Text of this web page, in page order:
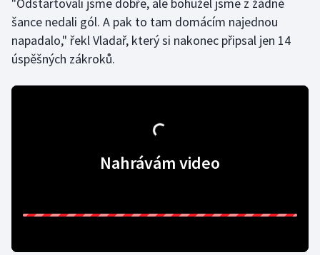
Plavání
Plážový volejbal
Rychlostní kanoistika
"Odstartovali jsme dobře, ale bohužel jsme z žádné
šance nedali gól. A pak to tam domácím najednou
napadalo," řekl Vladař, který si nakonec připsal jen 14
úspěšných zákroků.
Nahrávám video